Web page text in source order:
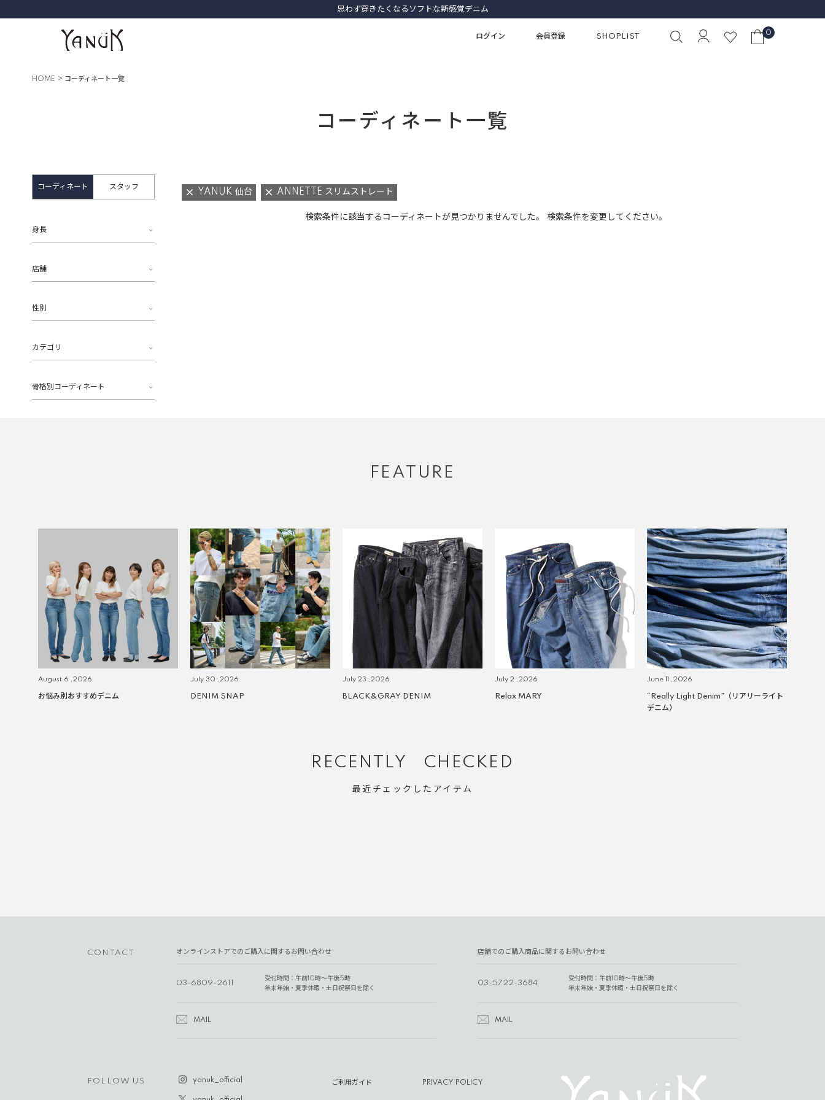
思わず穿きたくなるソフトな新感覚デニム
ログイン 会員登録 SHOPLIST 0
HOME コーディネート一覧
コーディネート一覧
コーディネート スタッフ
身長
店舗
性別
カテゴリ
骨格別コーディネート
YANUK 仙台 ANNETTE スリムストレート
検索条件に該当するコーディネートが見つかりませんでした。 検索条件を変更してください。
FEATURE
August 6 ,2026
お悩み別おすすめデニム
July 30 ,2026
DENIM SNAP
July 23 ,2026
BLACK&GRAY DENIM
July 2 ,2026
Relax MARY
June 11 ,2026
“Really Light Denim”（リアリーライト
デニム）
RECENTLY CHECKED
最近チェックしたアイテム
CONTACT オンラインストアでのご購入に関するお問い合わせ
03-6809-2611
受付時間：午前10時～午後5時
年末年始・夏季休暇・土日祝祭日を除く
MAIL
店舗でのご購入商品に関するお問い合わせ
03-5722-3684
受付時間：午前10時～午後5時
年末年始・夏季休暇・土日祝祭日を除く
MAIL
FOLLOW US yanuk_official ご利用ガイド PRIVACY POLICY